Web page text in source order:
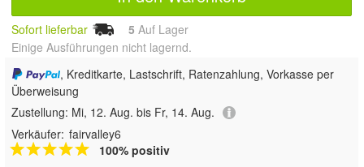
Sofort lieferbar 5 Auf Lager
Einige Ausführungen nicht lagernd.
, Kreditkarte, Lastschrift, Ratenzahlung, Vorkasse per
Überweisung
Zustellung: Mi, 12. Aug. bis Fr, 14. Aug.
Verkäufer: fairvalley6
100% positiv